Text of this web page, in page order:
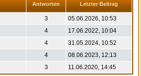
Antworten Letzter Beitrag
3
05.06.2026, 10:53
4
17.06.2022, 10:04
4
31.05.2024, 10:52
4
08.06.2023, 12:13
3 11.06.2020, 14:45